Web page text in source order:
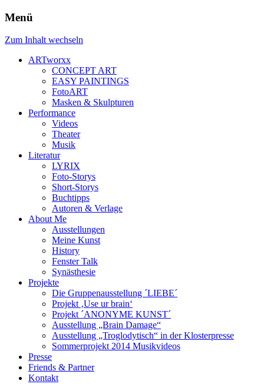
Menü
Zum Inhalt wechseln
ARTworxx
CONCEPT ART
EASY PAINTINGS
FotoART
Masken & Skulpturen
Performance
Videos
Theater
Musik
Literatur
LYRIX
Foto-Storys
Short-Storys
Buchtipps
Autoren & Verlage
About Me
Ausstellungen
Meine Kunst
History
Fenster Talk
Synästhesie
Projekte
Die Gruppenausstellung ´LIEBE´
Projekt ‚Use ur brain‘
Projekt ´ANONYME KUNST´
Ausstellung „Brain Damage“
Ausstellung „Troglodytisch“ in der Klosterpresse
Sommerprojekt 2014 Musikvideos
Presse
Friends & Partner
Kontakt